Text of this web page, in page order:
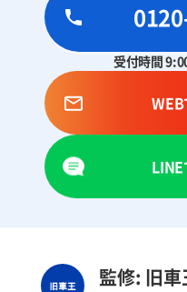
受付時間
監修: 旧